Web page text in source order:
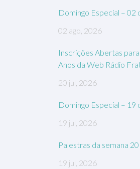
Domingo Especial – 02
02 ago, 2026
Inscrições Abertas
Anos da Web Rádio
20 jul, 2026
Domingo Especial – 19
19 jul, 2026
Palestras da semana
19 jul, 2026